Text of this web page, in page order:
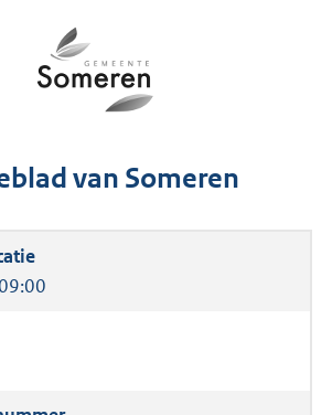
van Someren